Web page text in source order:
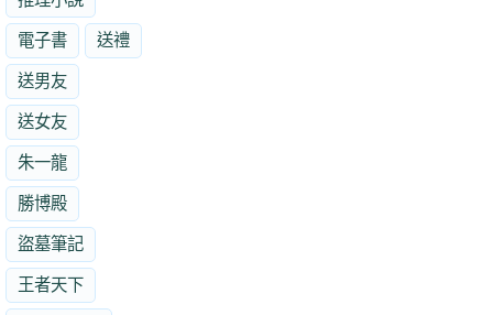
電子書 送禮
送男友
送女友
朱一龍
勝博殿
盜墓筆記
王者天下